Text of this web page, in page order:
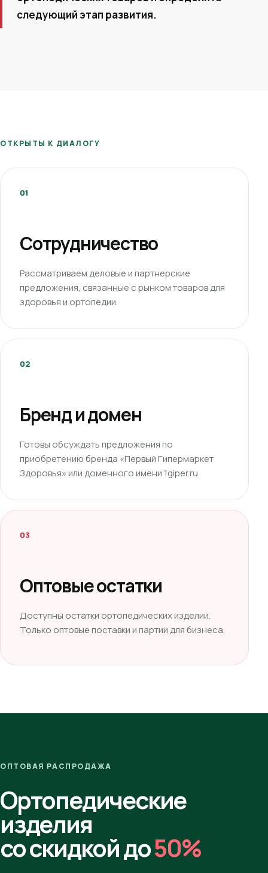
следующий этап развития.
ОТКРЫТЫ К ДИАЛОГУ
01
Сотрудничество
Рассматриваем деловые и партнерские
предложения, связанные с рынком товаров для
здоровья и ортопедии.
02
Бренд и домен
Готовы обсуждать предложения по
приобретению бренда «Первый Гипермаркет
Здоровья» или доменного имени 1giper.ru.
03
Оптовые остатки
Доступны остатки ортопедических изделий.
Только оптовые поставки и партии для бизнеса.
ОПТОВАЯ РАСПРОДАЖА
Ортопедические
изделия
со скидкой до50%